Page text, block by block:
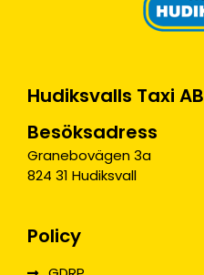
Hudiksvalls Taxi AB
Besöksadress
Granebovägen 3a
824 31 Hudiksvall
Policy